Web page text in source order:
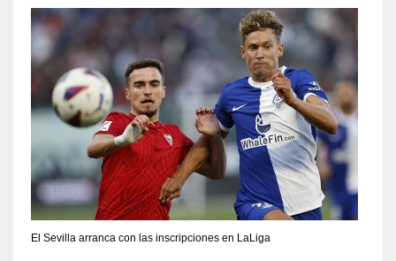
El Sevilla arranca con las inscripciones en LaLiga